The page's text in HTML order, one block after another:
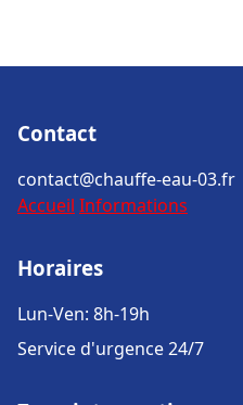
Contact
contact@chauffe-eau-03.fr
Accueil Informations
Horaires
Lun-Ven: 8h-19h
Service d'urgence 24/7